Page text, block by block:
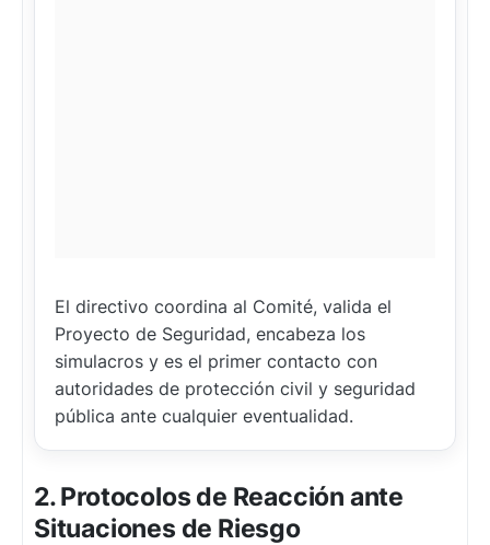
El directivo coordina al Comité, valida el
Proyecto de Seguridad, encabeza los
simulacros y es el primer contacto con
autoridades de protección civil y seguridad
pública ante cualquier eventualidad.
2. Protocolos de Reacción ante
Situaciones de Riesgo